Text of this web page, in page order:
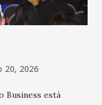
saber fazer a
so...
20, 2026
Business está